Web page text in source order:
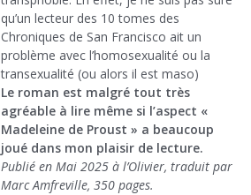
qu’un lecteur des 10 tomes des
Chroniques de San Francisco ait un
problème avec l’homosexualité ou la
transexualité (ou alors il est maso)
Le roman est malgré tout très
agréable à lire même si l’aspect «
Madeleine de Proust » a beaucoup
joué dans mon plaisir de lecture.
Publié en Mai 2025 à l’Olivier, traduit par
Marc Amfreville, 350 pages.